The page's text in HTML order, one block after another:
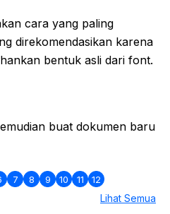
cara yang paling
direkomendasikan karena
bentuk asli dari font.
buat dokumen baru
7 8 9 10 11 12
Lihat Semua